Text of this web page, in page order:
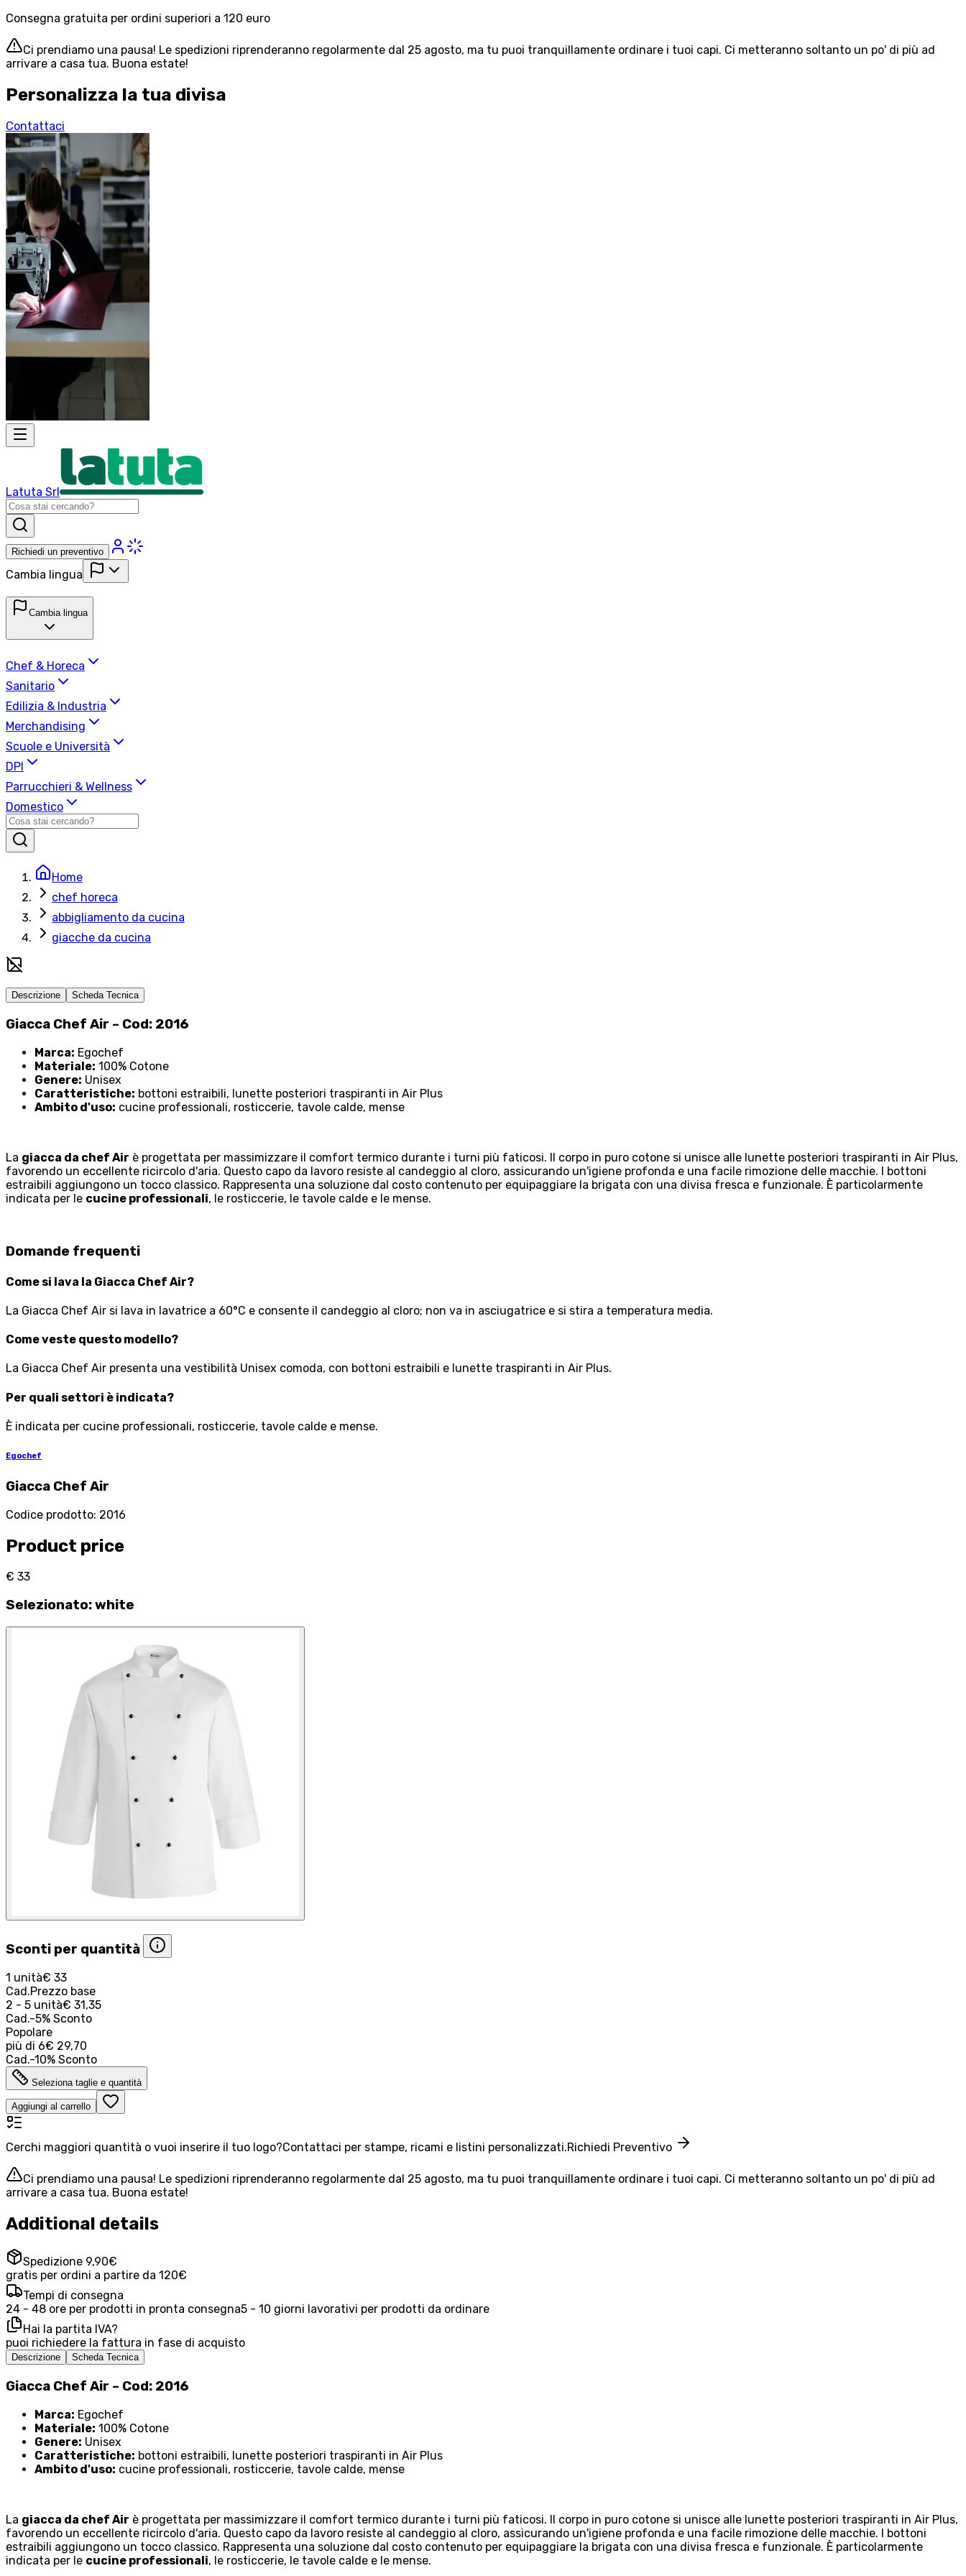
Consegna gratuita per ordini superiori a 120 euro
Ci prendiamo una pausa! Le spedizioni riprenderanno regolarmente dal 25 agosto, ma tu puoi tranquillamente ordinare i tuoi capi. Ci metteranno soltanto un po' di più ad
arrivare a casa tua. Buona estate!
Personalizza la tua divisa
Contattaci
Latuta Srl
Richiedi un preventivo
Cambia lingua
Cambia lingua
Chef & Horeca
Sanitario
Edilizia & Industria
Merchandising
Scuole e Università
DPI
Parrucchieri & Wellness
Domestico
Home
chef horeca
abbigliamento da cucina
giacche da cucina
Descrizione Scheda Tecnica
Giacca Chef Air – Cod: 2016
Marca: Egochef
Materiale: 100% Cotone
Genere: Unisex
Caratteristiche: bottoni estraibili, lunette posteriori traspiranti in Air Plus
Ambito d'uso: cucine professionali, rosticcerie, tavole calde, mense
La giacca da chef Air è progettata per massimizzare il comfort termico durante i turni più faticosi. Il corpo in puro cotone si unisce alle lunette posteriori traspiranti in Air Plus,
favorendo un eccellente ricircolo d'aria. Questo capo da lavoro resiste al candeggio al cloro, assicurando un'igiene profonda e una facile rimozione delle macchie. I bottoni
estraibili aggiungono un tocco classico. Rappresenta una soluzione dal costo contenuto per equipaggiare la brigata con una divisa fresca e funzionale. È particolarmente
indicata per le cucine professionali, le rosticcerie, le tavole calde e le mense.
Domande frequenti
Come si lava la Giacca Chef Air?
La Giacca Chef Air si lava in lavatrice a 60°C e consente il candeggio al cloro; non va in asciugatrice e si stira a temperatura media.
Come veste questo modello?
La Giacca Chef Air presenta una vestibilità Unisex comoda, con bottoni estraibili e lunette traspiranti in Air Plus.
Per quali settori è indicata?
È indicata per cucine professionali, rosticcerie, tavole calde e mense.
Egochef
Giacca Chef Air
Codice prodotto: 2016
Product price
€ 33
Selezionato:white
Sconti per quantità
1 unità€ 33
Cad.Prezzo base
2 - 5 unità€ 31,35
Cad.-5% Sconto
Popolare
più di 6€ 29,70
Cad.-10% Sconto
Seleziona taglie e quantità
Aggiungi al carrello
Cerchi maggiori quantità o vuoi inserire il tuo logo?Contattaci per stampe, ricami e listini personalizzati.Richiedi Preventivo
Ci prendiamo una pausa! Le spedizioni riprenderanno regolarmente dal 25 agosto, ma tu puoi tranquillamente ordinare i tuoi capi. Ci metteranno soltanto un po' di più ad
arrivare a casa tua. Buona estate!
Additional details
Spedizione 9,90€
gratis per ordini a partire da 120€
Tempi di consegna
24 - 48 ore per prodotti in pronta consegna5 - 10 giorni lavorativi per prodotti da ordinare
Hai la partita IVA?
puoi richiedere la fattura in fase di acquisto
Descrizione Scheda Tecnica
Giacca Chef Air – Cod: 2016
Marca: Egochef
Materiale: 100% Cotone
Genere: Unisex
Caratteristiche: bottoni estraibili, lunette posteriori traspiranti in Air Plus
Ambito d'uso: cucine professionali, rosticcerie, tavole calde, mense
La giacca da chef Air è progettata per massimizzare il comfort termico durante i turni più faticosi. Il corpo in puro cotone si unisce alle lunette posteriori traspiranti in Air Plus,
favorendo un eccellente ricircolo d'aria. Questo capo da lavoro resiste al candeggio al cloro, assicurando un'igiene profonda e una facile rimozione delle macchie. I bottoni
estraibili aggiungono un tocco classico. Rappresenta una soluzione dal costo contenuto per equipaggiare la brigata con una divisa fresca e funzionale. È particolarmente
indicata per le cucine professionali, le rosticcerie, le tavole calde e le mense.